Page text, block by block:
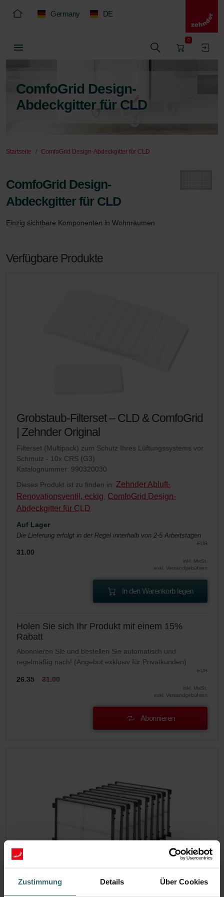
Zustimmung Details Über Cookies
Germany DE
0
ComfoGrid Design-
Abdeckgitter für CLD
Startseite ComfoGrid Design-Abdeckgitter für CLD
ComfoGrid Design-
Abdeckgitter für CLD
Einzig sichtbare Komponenten in Wohnräumen
Verfügbare Produkte
Grobstaub-Filterset – CLD & ComfoGrid
| Zehnder Original
Filterset (Multipack) zum Schutz Ihres Lüftungssystems vor
Schmutz - 10x CRS (G3)
Katalognummer: 990320030
Dieses Produkt ist zu finden in: Zehnder Abluft-
Renovationsventil, eckig ComfoGrid Design-
Abdeckgitter für CLD
Auf Lager
Die Lieferung erfolgt in der Regel innerhalb von 2-5 Arbeitstagen
EUR
31.00
inkl. MwSt.
exkl. Versandgebühren
In den Warenkorb legen
Holen Sie sich Ihr Produkt mit einem 15%
Rabatt
Abonnieren Sie und bestellen Sie automatisch und
regelmäßig nach! (Angebot exklusiv für Privatkunden)
EUR
26.35 31.00
inkl. MwSt.
exkl. Versandgebühren
Abonnieren
Systemschutzfilter-Set – Zehnder room